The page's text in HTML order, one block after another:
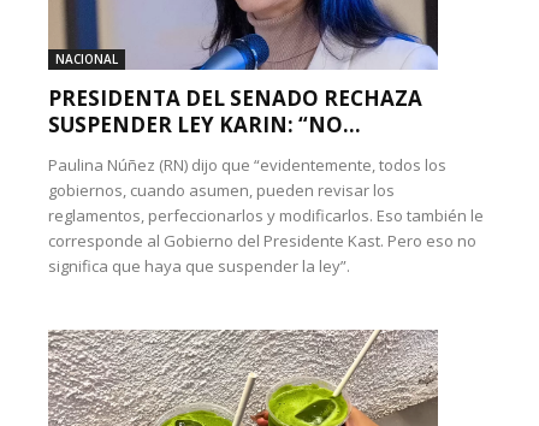
NACIONAL
PRESIDENTA DEL SENADO RECHAZA
SUSPENDER LEY KARIN: “NO...
Paulina Núñez (RN) dijo que “evidentemente, todos los
gobiernos, cuando asumen, pueden revisar los
reglamentos, perfeccionarlos y modificarlos. Eso también le
corresponde al Gobierno del Presidente Kast. Pero eso no
significa que haya que suspender la ley”.